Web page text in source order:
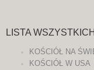
LISTA
KOŚCIÓŁ NA
KOŚCIÓŁ W USA